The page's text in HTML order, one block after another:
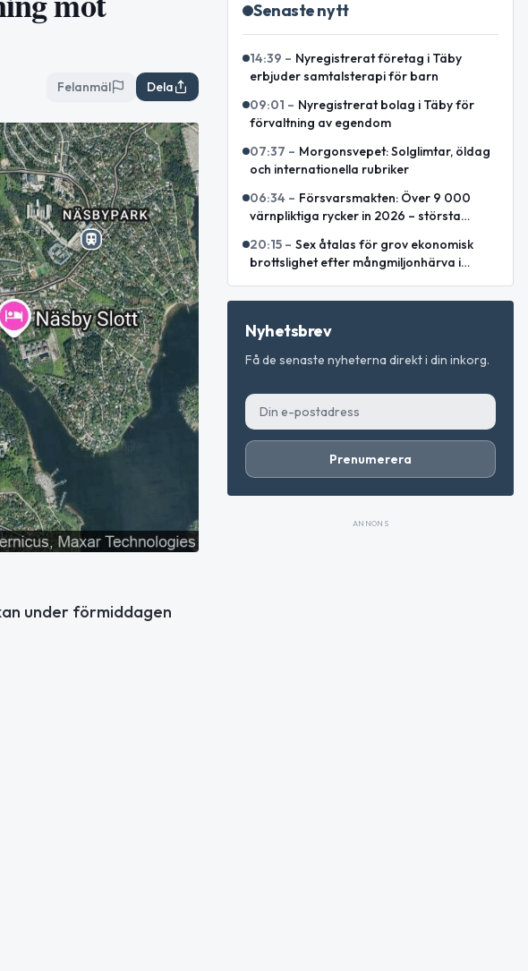
Felanmäl Dela
under förmiddagen
Senaste nytt
14:39 – Nyregistrerat företag i Täby
erbjuder samtalsterapi för barn
09:01 – Nyregistrerat bolag i Täby för
förvaltning av egendom
07:37 – Morgonsvepet: Solglimtar, öldag
och internationella rubriker
06:34 – Försvarsmakten: Över 9 000
värnpliktiga rycker in 2026 – största
20:15 – Sex åtalas för grov ekonomisk
brottslighet efter mångmiljonhärva i
Nyhetsbrev
Få de senaste nyheterna direkt i din inkorg.
Prenumerera
ANNONS